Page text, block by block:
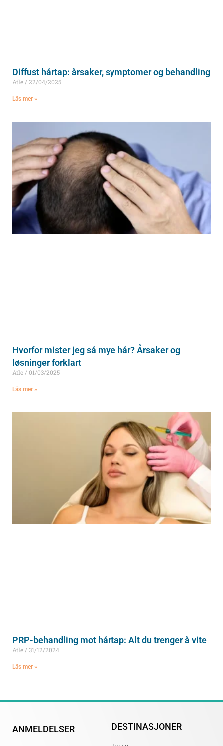
Diffust hårtap: årsaker, symptomer og behandling
Atle 22/04/2025
Läs mer »
Hvorfor mister jeg så mye hår? Årsaker og
løsninger forklart
Atle 01/03/2025
Läs mer »
PRP-behandling mot hårtap: Alt du trenger å vite
Atle 31/12/2024
Läs mer »
ANMELDELSER DESTINASJONER